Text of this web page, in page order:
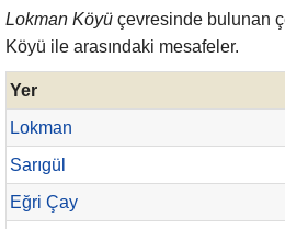
Lokman Köyü çevresinde bulunan
Köyü ile arasındaki mesafeler.
Yer
Lokman
Sarıgül
Eğri Çay